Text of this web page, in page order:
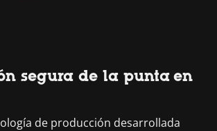
segura de la punta en
de producción desarrollada